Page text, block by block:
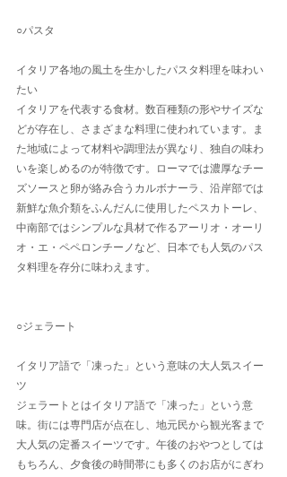
○パスタ
イタリア各地の風土を生かしたパスタ料理を味わい
たい
イタリアを代表する食材。数百種類の形やサイズな
どが存在し、さまざまな料理に使われています。ま
た地域によって材料や調理法が異なり、独自の味わ
いを楽しめるのが特徴です。ローマでは濃厚なチー
ズソースと卵が絡み合うカルボナーラ、沿岸部では
新鮮な魚介類をふんだんに使用したペスカトーレ、
中南部ではシンプルな具材で作るアーリオ・オーリ
オ・エ・ペペロンチーノなど、日本でも人気のパス
タ料理を存分に味わえます。
○ジェラート
イタリア語で「凍った」という意味の大人気スイー
ツ
ジェラートとはイタリア語で「凍った」という意
味。街には専門店が点在し、地元民から観光客まで
大人気の定番スイーツです。午後のおやつとしては
もちろん、夕食後の時間帯にも多くのお店がにぎわ